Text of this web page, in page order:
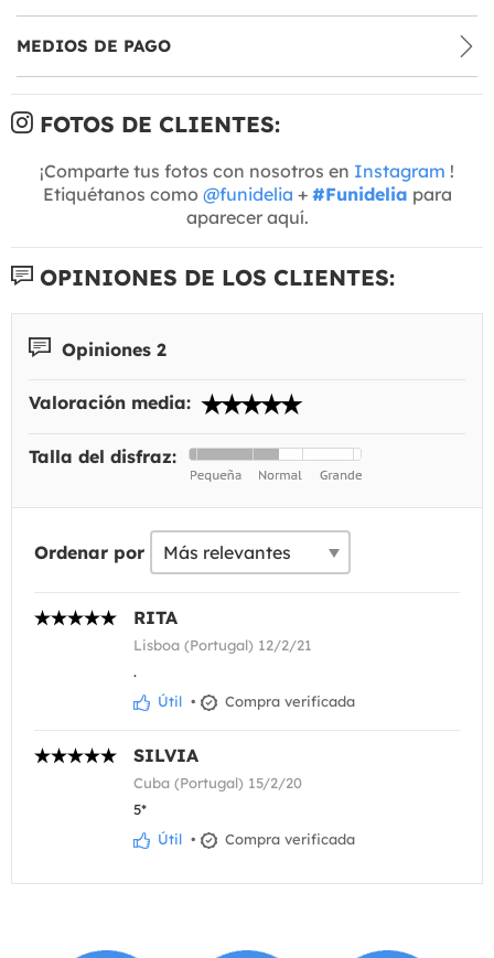
MEDIOS DE PAGO
FOTOS DE CLIENTES:
¡Comparte tus fotos con nosotros en Instagram !
Etiquétanos como @funidelia + #Funidelia para
aparecer aquí.
OPINIONES DE LOS CLIENTES:
Opiniones 2
Valoración media:
Talla del disfraz:
Ordenar por
RITA
Lisboa (Portugal) 12/2/21
.
Útil • Compra verificada
SILVIA
Cuba (Portugal) 15/2/20
5*
Útil • Compra verificada